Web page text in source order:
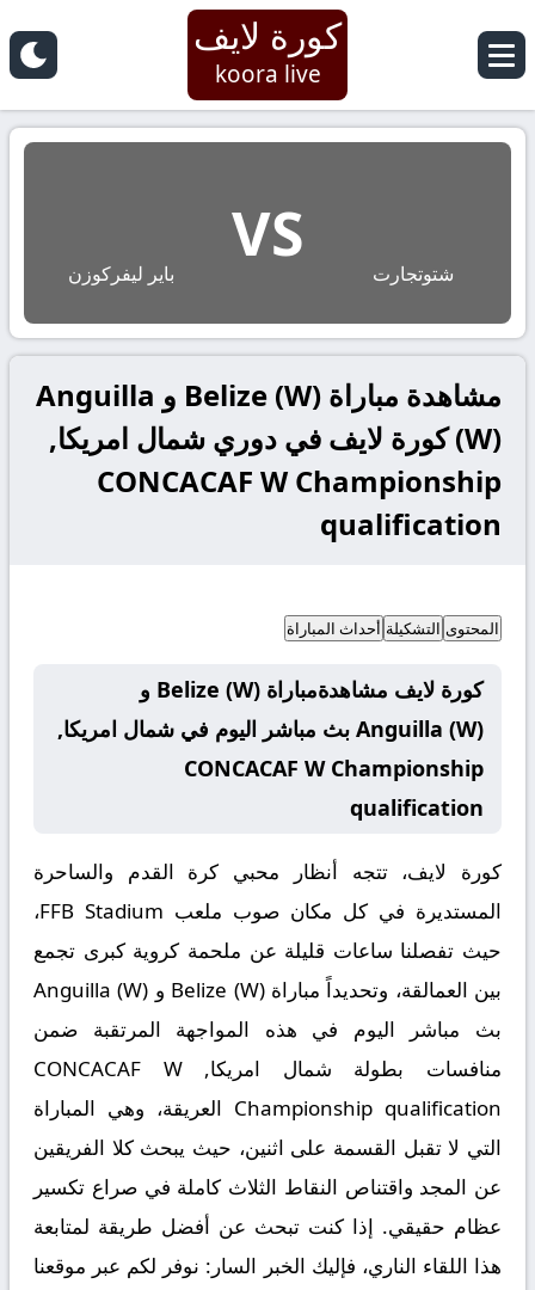
كورة لايف
koora live
شتوتجارت
VS
باير ليفركوزن
مشاهدة مباراة Belize (W) و Anguilla
(W) كورة لايف في دوري شمال امريكا,
CONCACAF W Championship
qualification
المحتوى التشكيلة أحداث المباراة
كورة لايف مشاهدةمباراة Belize (W) و
Anguilla (W) بث مباشر اليوم في شمال امريكا,
CONCACAF W Championship
qualification
كورة لايف، تتجه أنظار محبي كرة القدم والساحرة
المستديرة في كل مكان صوب ملعب FFB Stadium،
حيث تفصلنا ساعات قليلة عن ملحمة كروية كبرى تجمع
بين العمالقة، وتحديداً مباراة
Belize (W) و Anguilla (W)
بث مباشر
اليوم في هذه المواجهة المرتقبة ضمن
منافسات بطولة
شمال امريكا, CONCACAF W
Championship qualification العريقة، وهي المباراة
التي لا تقبل القسمة على اثنين، حيث يبحث كلا الفريقين
عن المجد واقتناص النقاط الثلاث كاملة في صراع تكسير
عظام حقيقي. إذا كنت تبحث عن أفضل طريقة لمتابعة
هذا اللقاء الناري، فإليك الخبر السار: نوفر لكم عبر موقعنا